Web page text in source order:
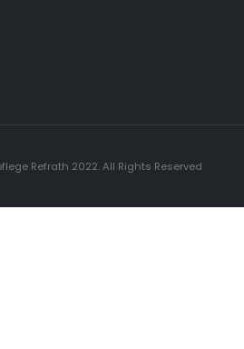
Refrath 2022. All Rights Reserved